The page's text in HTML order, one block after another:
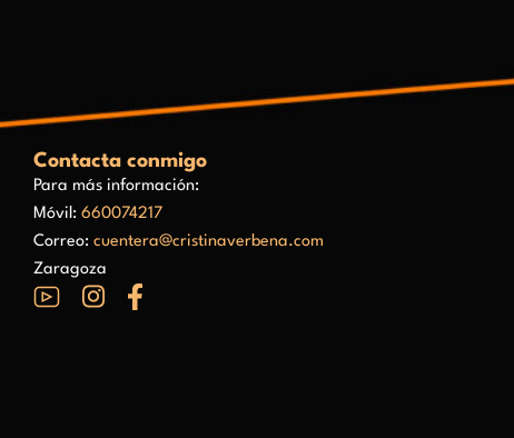
Contacta conmigo
Para más información:
Móvil: 660074217
Correo: cuentera@cristinaverbena.com
Zaragoza